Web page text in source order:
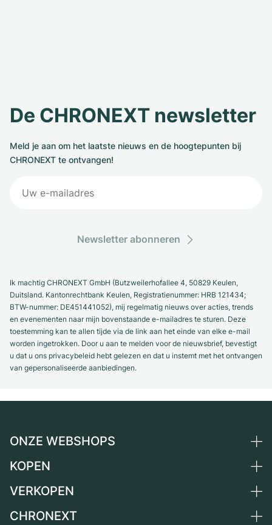
De CHRONEXT newsletter
Meld je aan om het laatste nieuws en de hoogtepunten bij
CHRONEXT te ontvangen!
Newsletter abonneren
Ik machtig CHRONEXT GmbH (Butzweilerhofallee 4, 50829 Keulen,
Duitsland. Kantonrechtbank Keulen, Registratienummer: HRB 121434;
BTW-nummer: DE451441052), mij regelmatig nieuws over acties, trends
en evenementen naar mijn bovenstaande e-mailadres te sturen. Deze
toestemming kan te allen tijde via de link aan het einde van elke e-mail
worden ingetrokken. Door u aan te melden voor de nieuwsbrief, bevestigt
u dat u ons privacybeleid hebt gelezen en dat u instemt met het ontvangen
van gepersonaliseerde aanbiedingen.
ONZE WEBSHOPS
Duitsland
Zwitserland
KOPEN
Alle luxe horloges
VERKOPEN
Horloge verkopen
CHRONEXT